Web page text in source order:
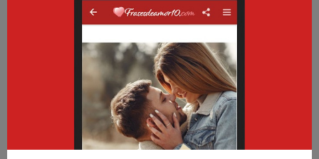
Frases de feliz aniversario
Frases para amigos y amigas
Frases para enamorar a un hombre
Frases para enamorar a una mujer
Palabras de amor
Piropos de amor